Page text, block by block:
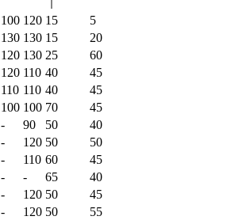
100 120 15 5
130 130 15
20
120 130 25
60
120 110 40
45
110 110 40
45
100 100 70
45
- 90 50
40
- 120 50
50
- 110 60
45
- - 65
40
- 120 50
45
- 120 50
55